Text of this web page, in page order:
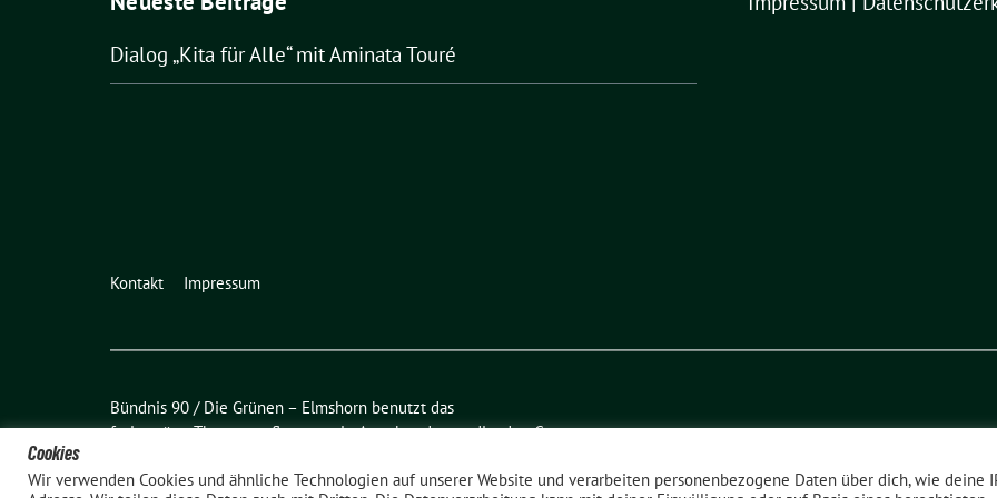
Dialog „Kita für Alle“ mit Aminata Touré
Kontakt Impressum
Bündnis 90 / Die Grünen – Elmshorn benutzt das
freie grüne Themesunflower‐ ein Angebot derverdigado eG.
Cookies
Wir verwenden Cookies und ähnliche Technologien auf unserer Website und verarbeiten personenbezogene Daten über dich, wie deine